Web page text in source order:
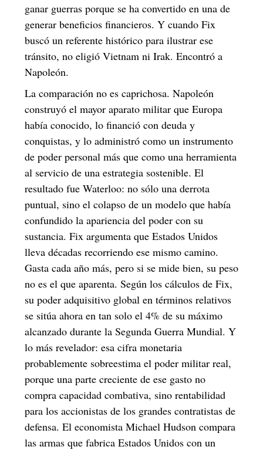
ganar guerras porque se ha convertido en una de
generar beneficios financieros. Y cuando Fix
buscó un referente histórico para ilustrar ese
tránsito, no eligió Vietnam ni Irak. Encontró a
Napoleón.
La comparación no es caprichosa. Napoleón
construyó el mayor aparato militar que Europa
había conocido, lo financió con deuda y
conquistas, y lo administró como un instrumento
de poder personal más que como una herramienta
al servicio de una estrategia sostenible. El
resultado fue Waterloo: no sólo una derrota
puntual, sino el colapso de un modelo que había
confundido la apariencia del poder con su
sustancia. Fix argumenta que Estados Unidos
lleva décadas recorriendo ese mismo camino.
Gasta cada año más, pero si se mide bien, su peso
no es el que aparenta. Según los cálculos de Fix,
su poder adquisitivo global en términos relativos
se sitúa ahora en tan solo el 4% de su máximo
alcanzado durante la Segunda Guerra Mundial. Y
lo más revelador: esa cifra monetaria
probablemente sobreestima el poder militar real,
porque una parte creciente de ese gasto no
compra capacidad combativa, sino rentabilidad
para los accionistas de los grandes contratistas de
defensa. El economista Michael Hudson compara
las armas que fabrica Estados Unidos con un